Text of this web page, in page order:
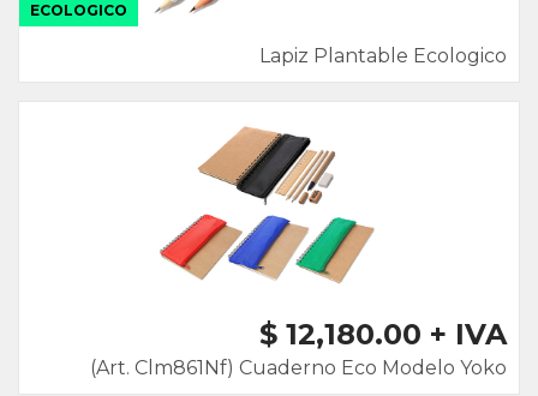
ECOLOGICO
Lapiz Plantable Ecologico
$ 12,180.00 + IVA
(Art. Clm861Nf) Cuaderno Eco Modelo Yoko